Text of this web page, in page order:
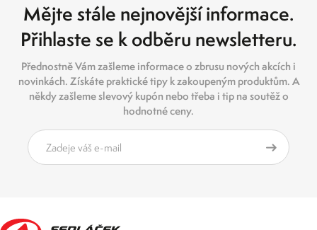
Mějte stále nejnovější informace.
Přihlaste se k odběru newsletteru.
Přednostně Vám zašleme informace o zbrusu nových akcích i
novinkách. Získáte praktické tipy k zakoupeným produktům. A
někdy zašleme slevový kupón nebo třeba i tip na soutěž o
hodnotné ceny.